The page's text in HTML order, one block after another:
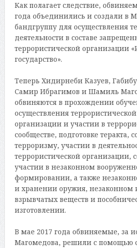
Как полагает следствие,
года объединились и создали в
бандгруппу для осуществления
деятельности в составе
террористической организации
государство».
Теперь Хидирнеби Казуев,
Самир Ибрагимов и Шамиль
обвиняются в прохождении
осуществления
организации и участии в
сообществе, подготовке теракта,
терроризму, участии в
террористической организации,
участии в незаконном
формировании, а также
и хранении оружия, незаконном
взрывчатых веществ и
изготовлении.
В мае 2017 года обвиняемые, за
Магомедова, решили с помощью